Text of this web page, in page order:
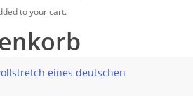
to your cart.
mit „dunkelrose“